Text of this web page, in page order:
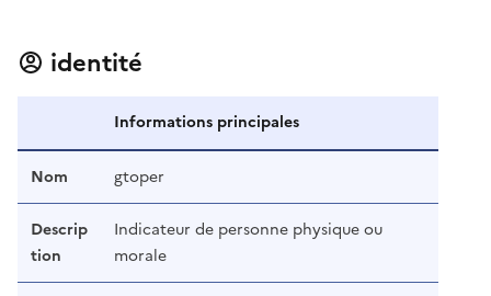
identité
Informations principales
Nom gtoper
Descrip
tion
Indicateur de personne physique ou
morale